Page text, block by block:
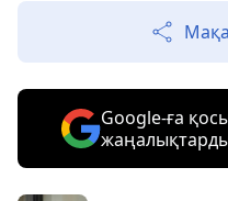
Google-ға